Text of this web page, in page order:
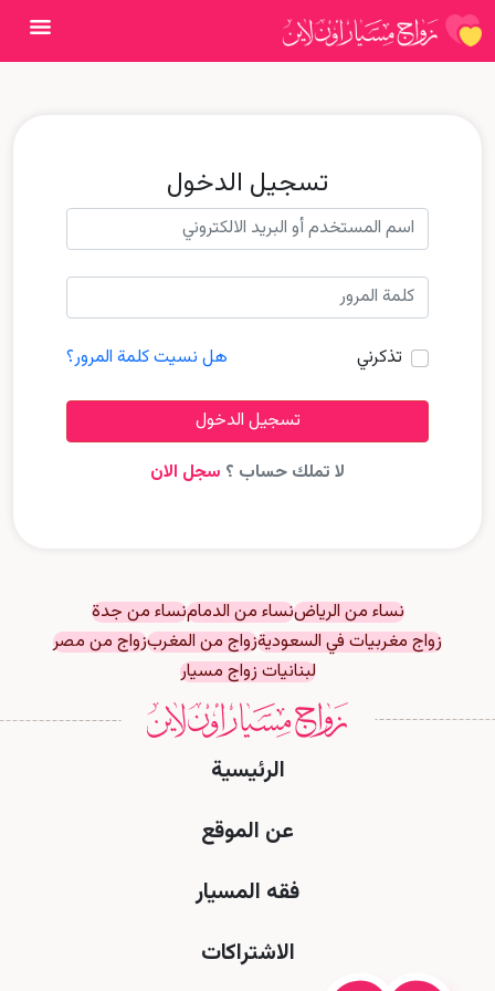
فتح
تسجيل الدخول
تذكرني هل نسيت كلمة المرور؟
تسجيل الدخول
لا تملك حساب ؟ سجل الان
نساء من الرياضنساء من الدمامنساء من جدة
زواج مغربيات في السعوديةزواج من المغربزواج من مصر
لبنانيات زواج مسيار
الرئيسية
عن الموقع
فقه المسيار
الاشتراكات